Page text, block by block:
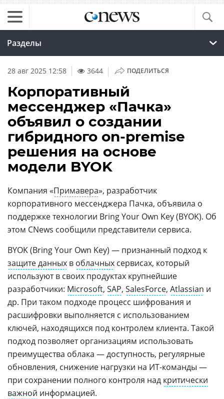
Разделы
28 авг 2025 12:58 3644 | ПОДЕЛИТЬСЯ
Корпоративный
мессенджер «Пачка»
объявил о создании
гибридного on-premise
решения на основе
модели BYOK
Компания «Примавера», разработчик
корпоративного мессенджера Пачка, объявила о
поддержке технологии Bring Your Own Key (BYOK). Об
этом CNews сообщили представители сервиса.
BYOK (Bring Your Own Key) — признанный подход к
защите данных в облачных сервисах, который
используют в своих продуктах крупнейшие
разработчики: Microsoft, SAP, SalesForce, Atlassian и
др. При таком подходе процесс шифрования и
расшифровки выполняется с использованием
ключей, находящихся под контролем клиента. Такой
подход позволяет организациям использовать
преимущества облака — доступность, регулярные
обновления, снижение нагрузки на ИТ-команды —
при сохранении полного контроля над критически
важной информацией.